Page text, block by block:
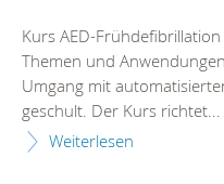
Kurs AED-
Themen und
Umgang mit
geschult. Der Kurs richtet...
Weiterlesen